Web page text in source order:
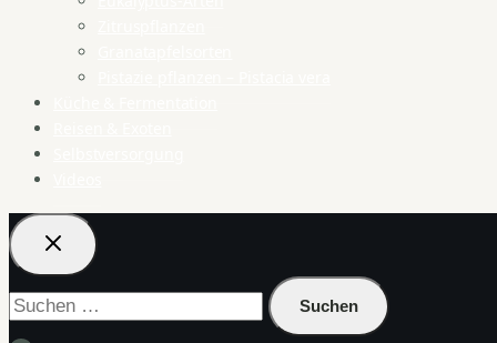
Suchen
nach: